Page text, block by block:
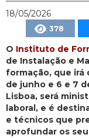
18/05/2026
378
O Instituto de
de Instalação e
formação, que irá
de junho e 6 e 7
Lisboa, será
laboral, e é
e técnicos que
aprofundar os